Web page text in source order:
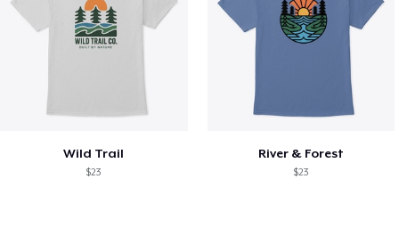
Wild Trail
$23
River & Forest
$23